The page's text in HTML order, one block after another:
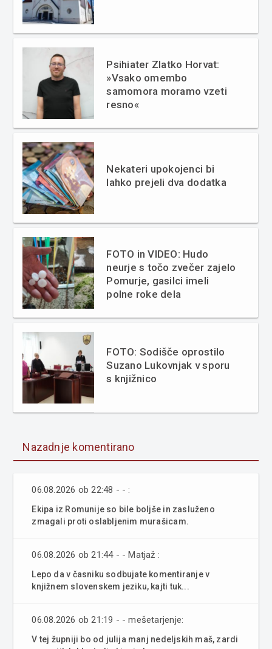
Psihiater Zlatko Horvat:
»Vsako omembo
samomora moramo vzeti
resno«
Nekateri upokojenci bi
lahko prejeli dva dodatka
FOTO in VIDEO: Hudo
neurje s točo zvečer zajelo
Pomurje, gasilci imeli
polne roke dela
FOTO: Sodišče oprostilo
Suzano Lukovnjak v sporu
s knjižnico
Nazadnje komentirano
06.08.2026 ob 22:48 - - :
Ekipa iz Romunije so bile boljše in zasluženo
zmagali proti oslabljenim murašicam.
06.08.2026 ob 21:44 - - Matjaž :
Lepo da v časniku sodbujate komentiranje v
knjižnem slovenskem jeziku, kajti tuk...
06.08.2026 ob 21:19 - - mešetarjenje:
V tej župniji bo od julija manj nedeljskih maš, zardi